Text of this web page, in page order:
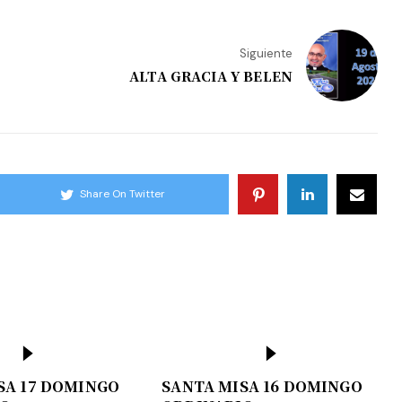
Siguiente
ALTA GRACIA Y BELEN
Share On Twitter
17 DOMINGO
SANTA MISA 16 DOMINGO